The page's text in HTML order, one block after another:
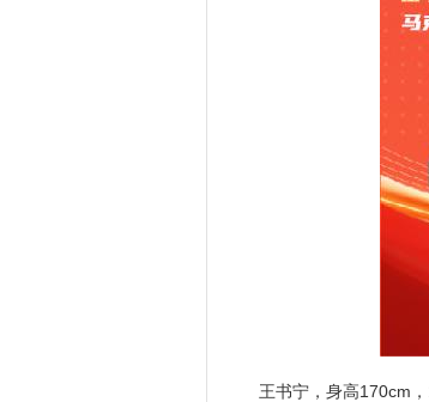
王书宁，身高170cm